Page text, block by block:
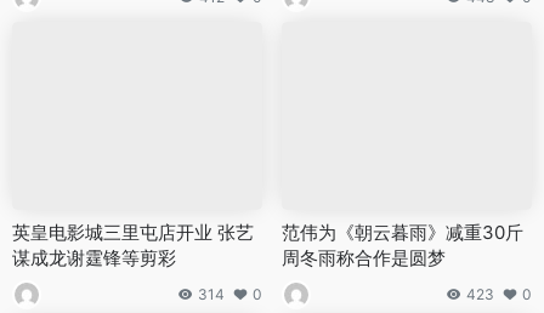
英皇电影城三里屯店开业 张艺
谋成龙谢霆锋等剪彩
314 0
范伟为《朝云暮雨》减重30斤
周冬雨称合作是圆梦
423 0